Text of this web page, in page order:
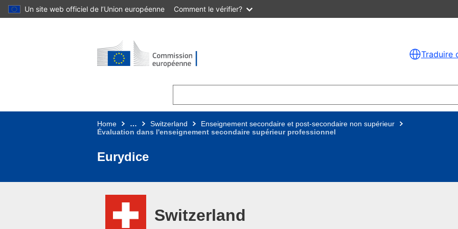
Skip to main content
Un site web officiel de l’Union européenne Comment le vérifier?
Traduire
Home … Switzerland
Enseignement secondaire et post-secondaire non supérieur
Évaluation dans l'enseignement secondaire supérieur professionnel
Eurydice
Switzerland